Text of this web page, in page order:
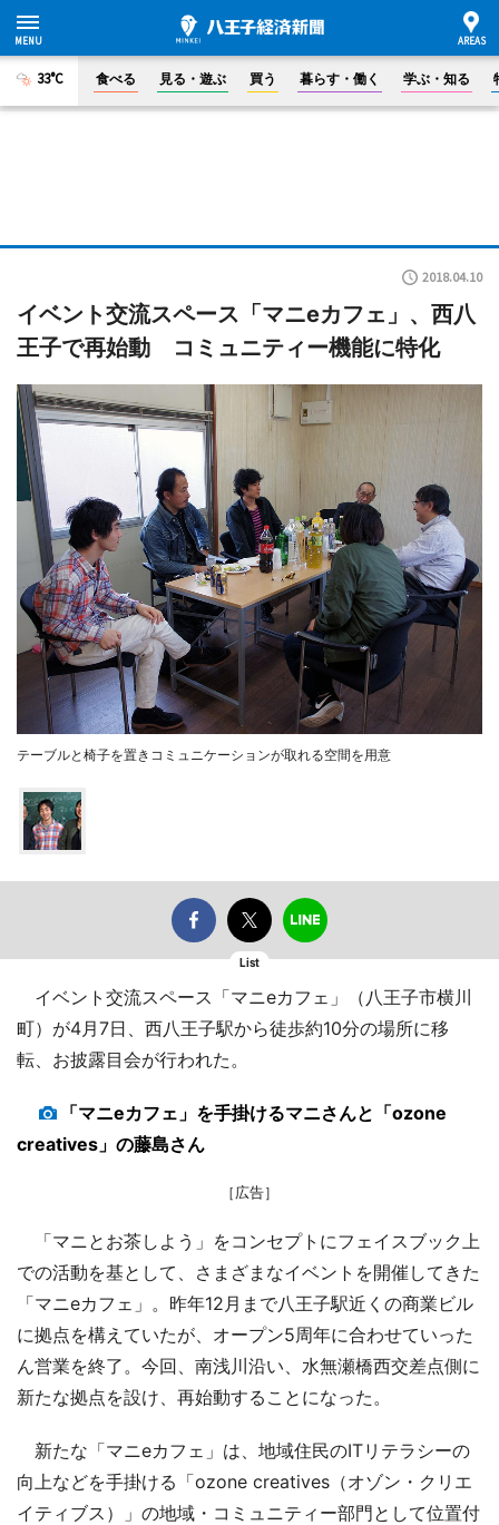
33°C 食べる 見る・遊ぶ 買う 暮らす・働く 学ぶ・知る
2018.04.10
イベント交流スペース「マニeカフェ」、西八
王子で再始動 コミュニティー機能に特化
テーブルと椅子を置きコミュニケーションが取れる空間を用意
List
イベント交流スペース「マニeカフェ」（八王子市横川
町）が4月7日、西八王子駅から徒歩約10分の場所に移
転、お披露目会が行われた。
「マニeカフェ」を手掛けるマニさんと「ozone
creatives」の藤島さん
［広告］
「マニとお茶しよう」をコンセプトにフェイスブック上
での活動を基として、さまざまなイベントを開催してきた
「マニeカフェ」。昨年12月まで八王子駅近くの商業ビル
に拠点を構えていたが、オープン5周年に合わせていった
ん営業を終了。今回、南浅川沿い、水無瀬橋西交差点側に
新たな拠点を設け、再始動することになった。
新たな「マニeカフェ」は、地域住民のITリテラシーの
向上などを手掛ける「ozone creatives（オゾン・クリエ
イティブス）」の地域・コミュニティー部門として位置付